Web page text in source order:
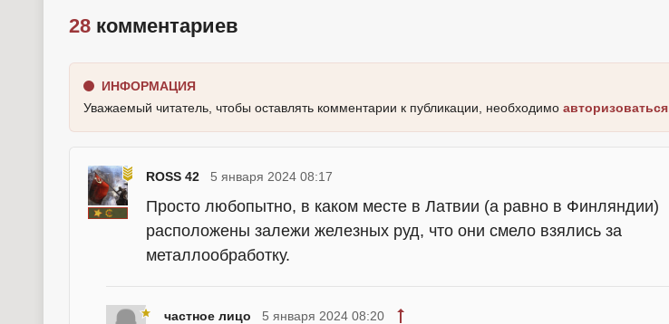
28 комментариев
ИНФОРМАЦИЯ
Уважаемый читатель, чтобы оставлять комментарии к публикации, необходимо авторизоваться
ROSS 42 5 января 2024 08:17
Просто любопытно, в каком месте в Латвии (а равно в Финляндии)
расположены залежи железных руд, что они смело взялись за
металлообработку.
частное лицо 5 января 2024 08:20